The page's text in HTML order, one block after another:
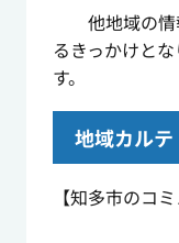
他地域の情
るきっかけと
す。
地域カルテ
【知多市のコ